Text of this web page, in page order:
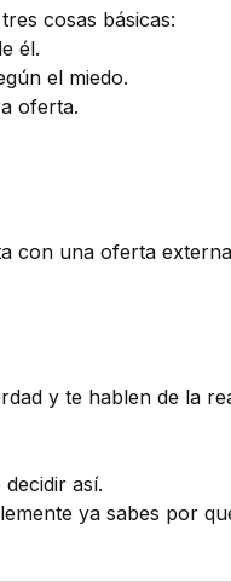
cosas básicas:
él.
el miedo.
oferta.
con una oferta
y te hablen de la
así.
ya sabes por